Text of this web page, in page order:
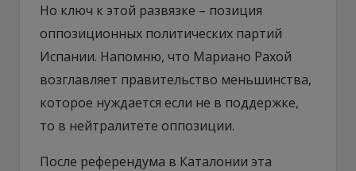
Но ключ к этой развязке – позиция
оппозиционных политических партий
Испании. Напомню, что Мариано Рахой
возглавляет правительство меньшинства,
которое нуждается если не в поддержке,
то в нейтралитете оппозиции.
После референдума в Каталонии эта